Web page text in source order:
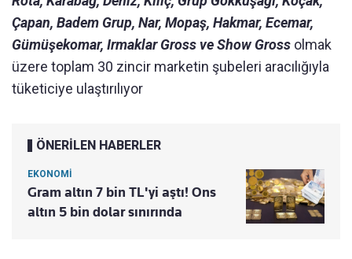
Çapan, Badem Grup, Nar, Mopaş, Hakmar, Ecemar,
Gümüşekomar, Irmaklar Gross ve Show Gross olmak
üzere toplam 30 zincir marketin şubeleri aracılığıyla
tüketiciye ulaştırılıyor
ÖNERİLEN HABERLER
EKONOMİ
Gram altın 7 bin TL'yi aştı! Ons
altın 5 bin dolar sınırında